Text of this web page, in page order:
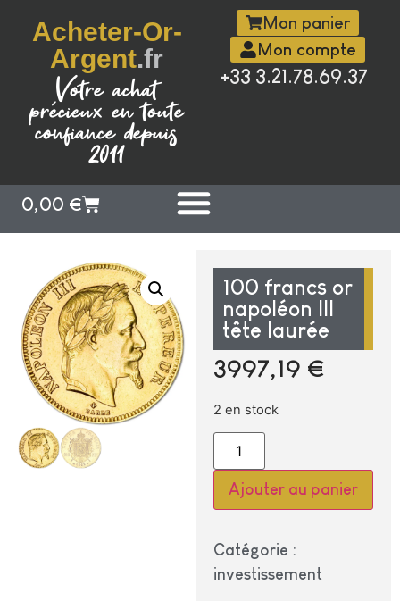
Acheter-Or-
Argent.fr
Votre achat
précieux en toute
confiance depuis
2011
Mon panier
Mon compte
+33 3.21.78.69.37
0,00 €
100 francs or
napoléon III
tête laurée
3997,19 €
2 en stock
Ajouter au panier
Catégorie :
investissement